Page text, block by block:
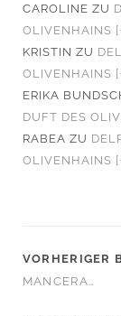
CAROLINE ZU
OLIVENHAINS
KRISTIN ZU
OLIVENHAINS
ERIKA
DUFT DES
RABEA ZU
OLIVENHAINS
VORHERIGER
MANCERA…